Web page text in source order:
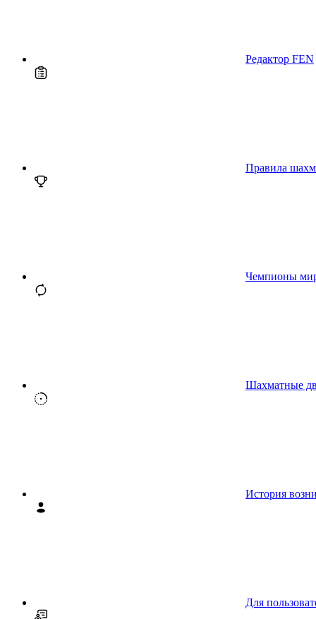
Редактор FEN
Правила
Чемпионы
Шахматные
История
Для